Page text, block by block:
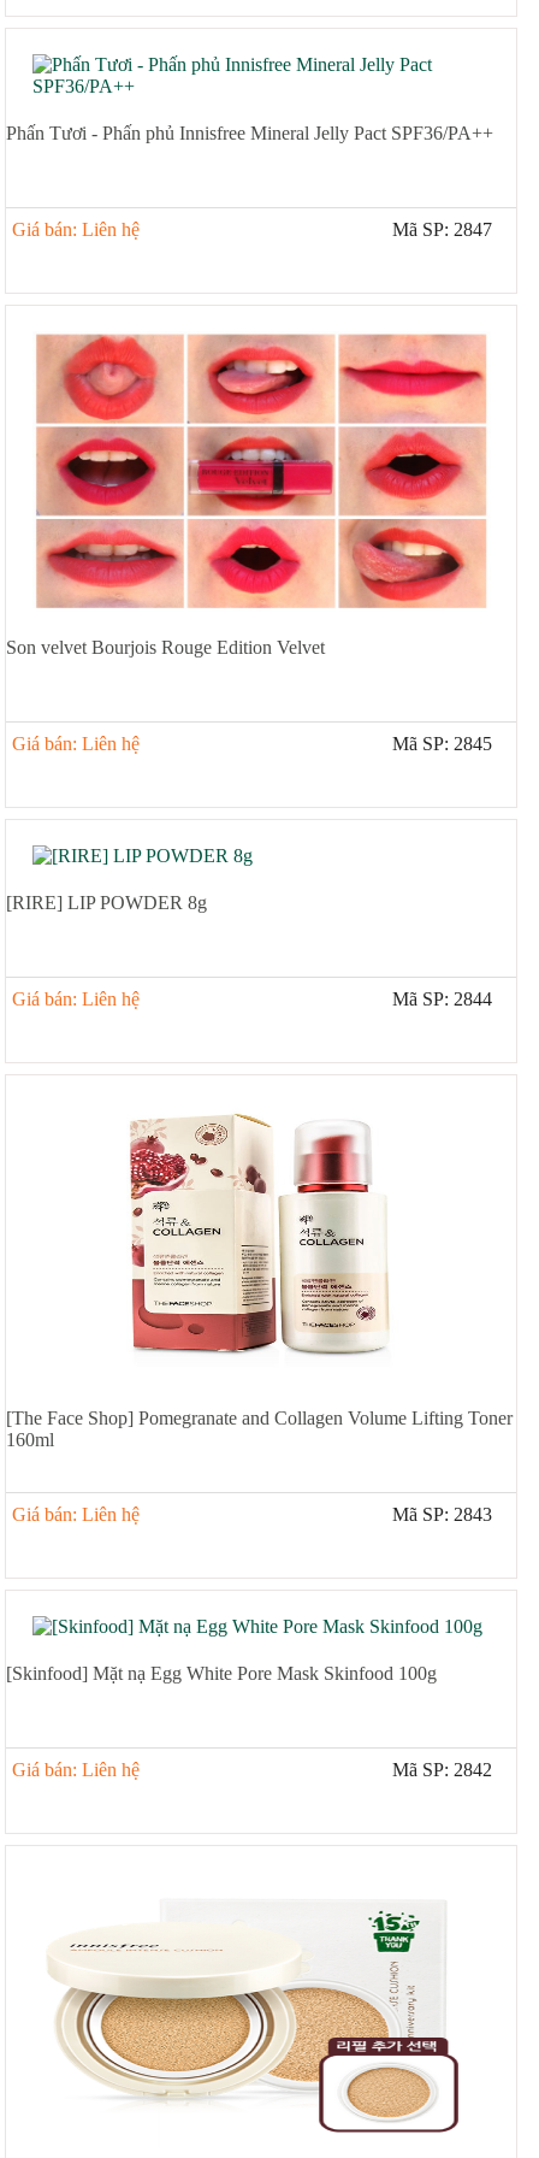
Phấn Tươi - Phấn phủ Innisfree Mineral Jelly Pact SPF36/PA++
Giá bán: Liên hệ Mã SP: 2847
Son velvet Bourjois Rouge Edition Velvet
Giá bán: Liên hệ Mã SP: 2845
[RIRE] LIP POWDER 8g
Giá bán: Liên hệ Mã SP: 2844
[The Face Shop] Pomegranate and Collagen Volume Lifting Toner
160ml
Giá bán: Liên hệ Mã SP: 2843
[Skinfood] Mặt nạ Egg White Pore Mask Skinfood 100g
Giá bán: Liên hệ Mã SP: 2842